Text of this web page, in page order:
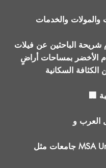
والخدمات
شريحة الباحثين عن فيلات
الأخضر بمساحات أراضٍ
جامعات مثل MSA University وBUE